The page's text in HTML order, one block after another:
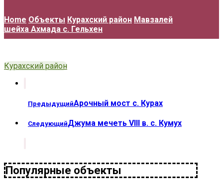
Home Объекты Курахский район Мавзалей
шейха Ахмада с. Гельхен
Курахский район
ПредыдущийАрочный мост с. Курах
СледующийДжума мечеть VIII в. с. Кумух
Популярные объекты